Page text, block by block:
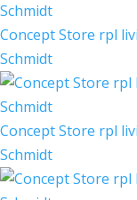
Concept Store rpl
Schmidt
Concept Store rpl
Schmidt